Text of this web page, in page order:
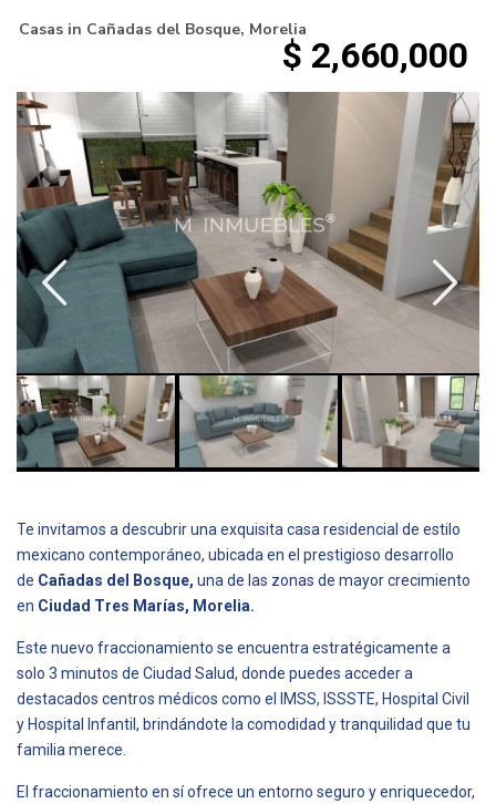
Casas in Cañadas del Bosque, Morelia
$ 2,660,000
Te invitamos a descubrir una exquisita casa residencial de estilo
mexicano contemporáneo, ubicada en el prestigioso desarrollo
de Cañadas del Bosque, una de las zonas de mayor crecimiento
en Ciudad Tres Marías, Morelia.
Este nuevo fraccionamiento se encuentra estratégicamente a
solo 3 minutos de Ciudad Salud, donde puedes acceder a
destacados centros médicos como el IMSS, ISSSTE, Hospital Civil
y Hospital Infantil, brindándote la comodidad y tranquilidad que tu
familia merece.
El fraccionamiento en sí ofrece un entorno seguro y enriquecedor,